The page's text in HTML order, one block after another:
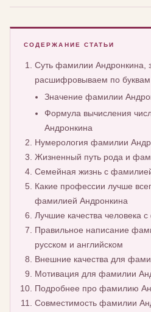
СОДЕРЖАНИЕ СТАТЬИ
Суть фамилии Андронкина,
расшифровываем по буквам
Значение фамилии
Формула вычисления
Андронкина
Нумерология фамилии
Жизненный путь рода и
Семейная жизнь с
Какие профессии лучше
фамилией Андронкина
Лучшие качества человека
Правильное написание
русском и английском
Внешние качества для
Мотивация для фамилии
Подробнее про фамилию
Совместимость фамилии